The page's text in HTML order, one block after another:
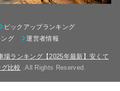
ピックアップランキング
グ
運営者情報
場ランキング【2025年最新】安くて
比較 .All Rights Reserved.